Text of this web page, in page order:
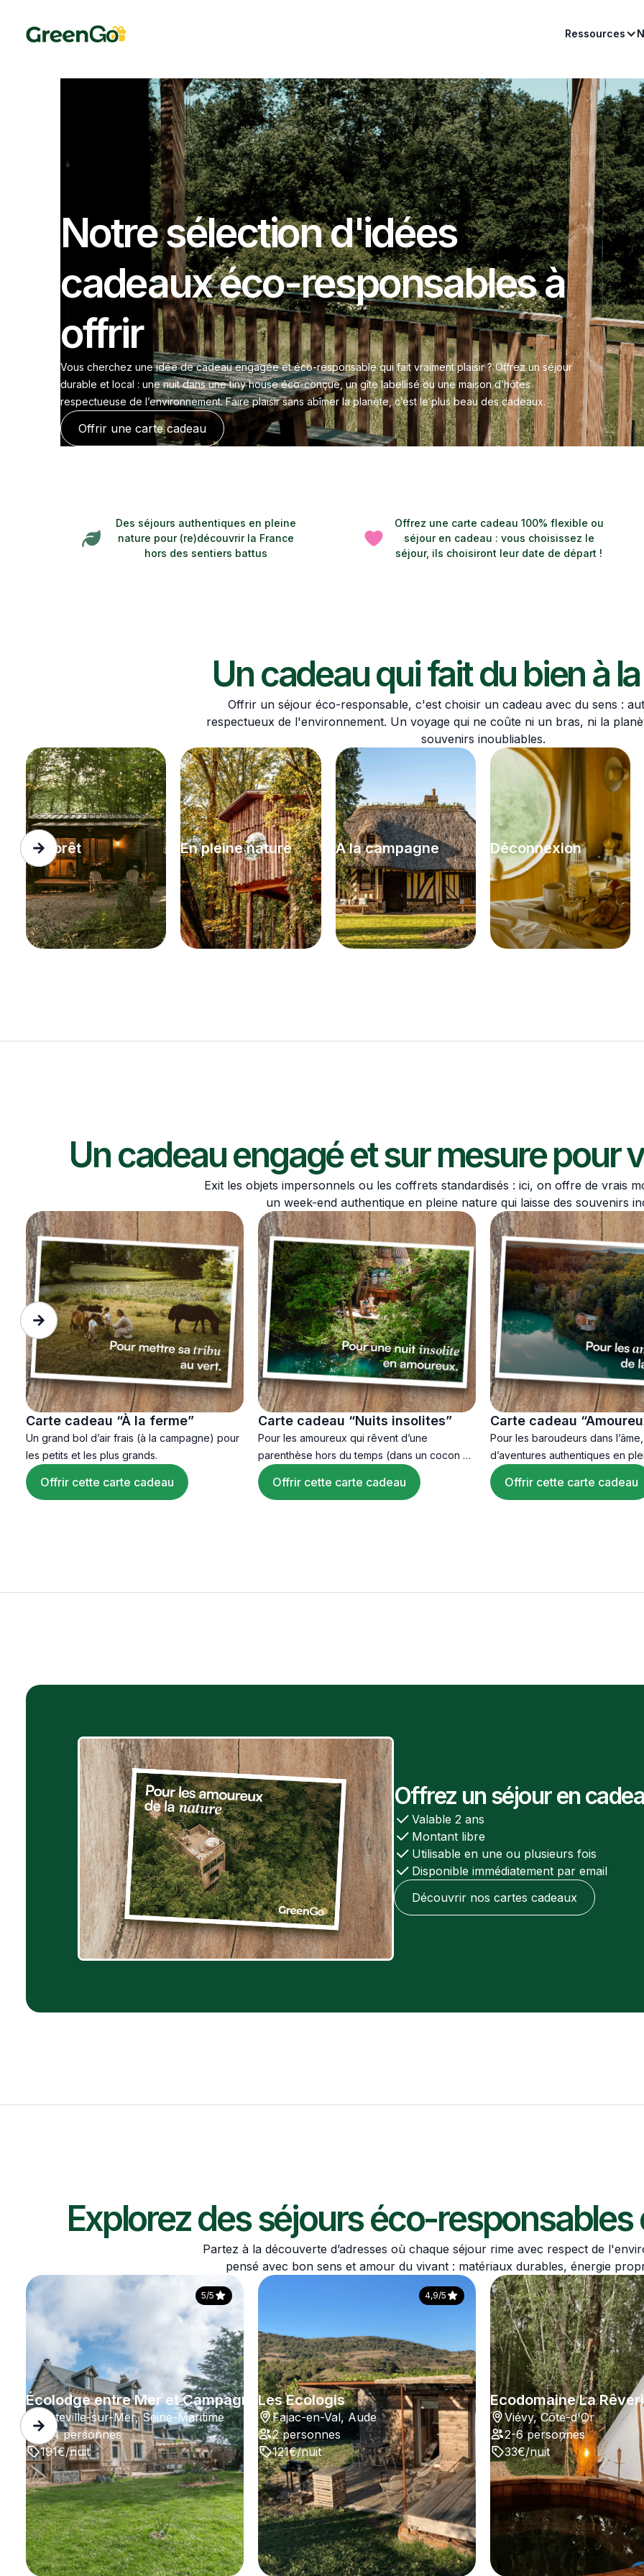
Ressources
Notre sélection d'idées
cadeaux éco-responsables à
offrir
Vous cherchez une idée de cadeau engagée et éco-responsable qui fait vraiment plaisir ? Offrez un séjour
durable et local : une nuit dans une tiny house éco-conçue, un gîte labellisé ou une maison d’hôtes
respectueuse de l’environnement. Faire plaisir sans abîmer la planète, c’est le plus beau des cadeaux.
Offrir une carte cadeau
Des séjours authentiques en pleine
nature pour (re)découvrir la France
hors des sentiers battus
Offrez une carte cadeau 100% flexible ou
séjour en cadeau : vous choisissez le
séjour, ils choisiront leur date de départ !
Un cadeau qui fait du bien à
Offrir un séjour éco-responsable, c'est choisir un cadeau avec du sens :
respectueux de l'environnement. Un voyage qui ne coûte ni un bras, ni la
souvenirs inoubliables.
En forêt En pleine nature A la campagne Déconnexion
Un cadeau engagé et sur mesure pour
Exit les objets impersonnels ou les coffrets standardisés : ici, on offre de vrais
un week-end authentique en pleine nature qui laisse des souvenirs
Carte cadeau “À la ferme”
Un grand bol d’air frais (à la campagne) pour
les petits et les plus grands.
Offrir cette carte cadeau
Carte cadeau “Nuits insolites”
Pour les amoureux qui rêvent d’une
parenthèse hors du temps (dans un cocon de
verdure).
Offrir cette carte cadeau
Carte cadeau
nature”
Pour les baroudeurs dans
d’aventures authentiques en
Offrir cette carte cadeau
Offrez un séjour en
Valable 2 ans
Montant libre
Utilisable en une ou plusieurs fois
Disponible immédiatement par email
Découvrir nos cartes cadeaux
Explorez des séjours éco-responsables
Partez à la découverte d’adresses où chaque séjour rime avec respect de
pensé avec bon sens et amour du vivant : matériaux durables, énergie
Écolodge entre Mer et Campagne
Octeville-sur-Mer, Seine-Maritime
2-4 personnes
191€/nuit
5/5
Les Ecologis
Fajac-en-Val, Aude
2 personnes
121€/nuit
4,9/5
Ecodomaine La
Viévy, Côte-d'Or
2-6 personnes
33€/nuit